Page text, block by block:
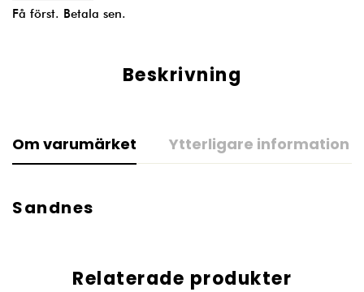
Få först. Betala sen.
Beskrivning
Om varumärket Ytterligare information
Sandnes
Relaterade produkter